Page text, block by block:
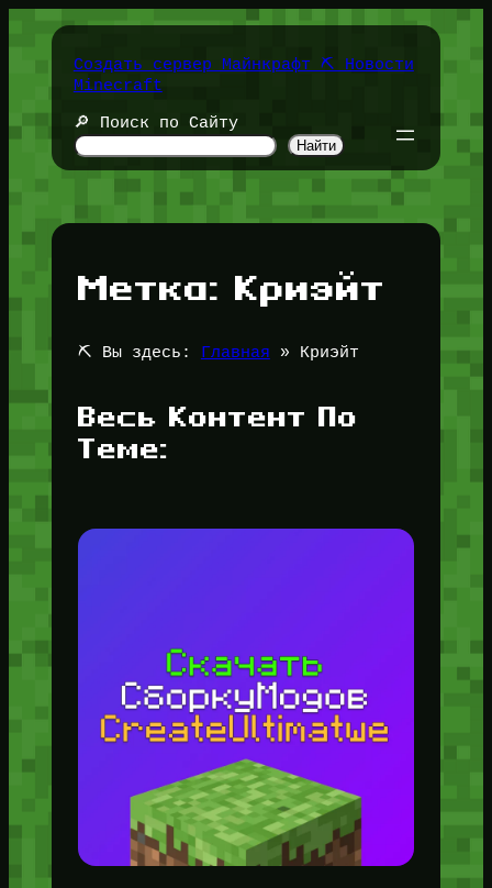
содержимомуСоздать сервер Майнкрафт ⛏️ Новости
Minecraft
🔎 Поиск по Сайту
Найти
Метка: Криэйт
⛏️ Вы здесь: Главная » Криэйт
Весь Контент По
Теме: